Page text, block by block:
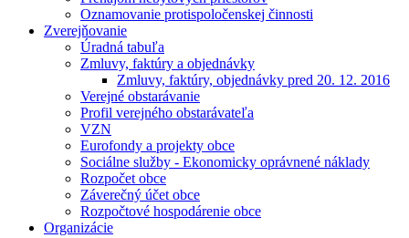
Oznamovanie protispoločenskej činnosti
Zverejňovanie
Úradná tabuľa
Zmluvy, faktúry a objednávky
Zmluvy, faktúry, objednávky pred 20. 12. 2016
Verejné obstarávanie
Profil verejného obstarávateľa
VZN
Eurofondy a projekty obce
Sociálne služby - Ekonomicky oprávnené náklady
Rozpočet obce
Záverečný účet obce
Rozpočtové hospodárenie obce
Organizácie